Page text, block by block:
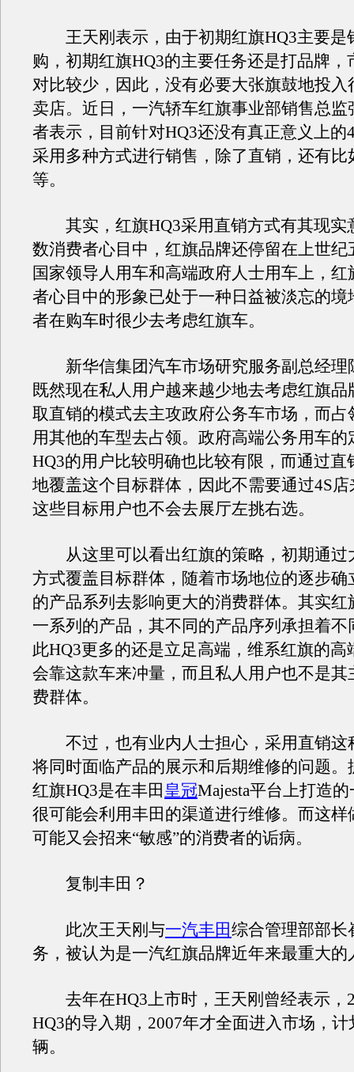
王天刚表示，由于初期红旗HQ3主要是
购，初期红旗HQ3的主要任务还是打品牌，
对比较少，因此，没有必要大张旗鼓地投入
卖店。近日，一汽轿车红旗事业部销售总监
者表示，目前针对HQ3还没有真正意义上的
采用多种方式进行销售，除了直销，还有比
等。
其实，红旗HQ3采用直销方式有其现实
数消费者心目中，红旗品牌还停留在上世纪
国家领导人用车和高端政府人士用车上，红
者心目中的形象已处于一种日益被淡忘的境
者在购车时很少去考虑红旗车。
新华信集团汽车市场研究服务副总经理
既然现在私人用户越来越少地去考虑红旗品
取直销的模式去主攻政府公务车市场，而占
用其他的车型去占领。政府高端公务用车的
HQ3的用户比较明确也比较有限，而通过直
地覆盖这个目标群体，因此不需要通过4S
这些目标用户也不会去展厅左挑右选。
从这里可以看出红旗的策略，初期通过
方式覆盖目标群体，随着市场地位的逐步确
的产品系列去影响更大的消费群体。其实红
一系列的产品，其不同的产品序列承担着不
此HQ3更多的还是立足高端，维系红旗的高
会靠这款车来冲量，而且私人用户也不是其
费群体。
不过，也有业内人士担心，采用直销这
将同时面临产品的展示和后期维修的问题。
红旗HQ3是在丰田 皇冠Majesta平台上打造
很可能会利用丰田的渠道进行维修。而这样
可能又会招来“敏感”的消费者的诟病。
复制丰田？
此次王天刚与一汽丰田综合管理部部长
务，被认为是一汽红旗品牌近年来最重大的
去年在HQ3上市时，王天刚曾经表示，
HQ3的导入期，2007年才全面进入市场，计
辆。